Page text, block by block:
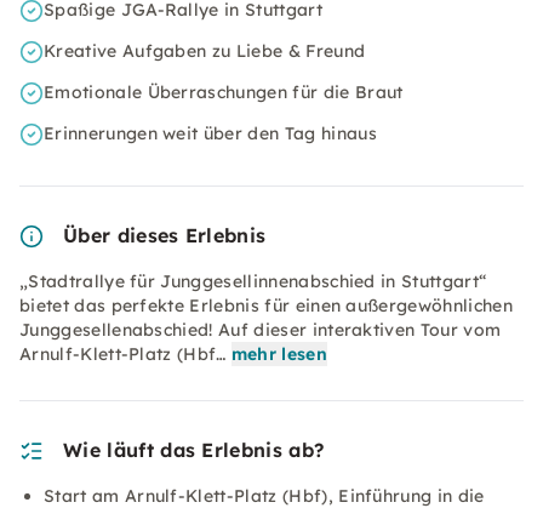
Spaßige JGA-Rallye in Stuttgart
Kreative Aufgaben zu Liebe & Freund
Emotionale Überraschungen für die Braut
Erinnerungen weit über den Tag hinaus
Über dieses Erlebnis
„Stadtrallye für Junggesellinnenabschied in Stuttgart“
bietet das perfekte Erlebnis für einen außergewöhnlichen
Junggesellenabschied! Auf dieser interaktiven Tour vom
Arnulf-Klett-Platz (Hbf… mehr lesen
Wie läuft das Erlebnis ab?
Start am Arnulf-Klett-Platz (Hbf), Einführung in die